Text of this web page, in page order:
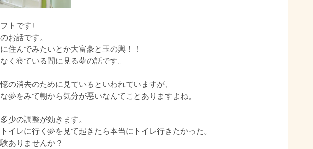
トです!
お話です。
住んでみたいとか大富豪と玉の輿！！
く寝ている間に見る夢の話です。
の消去のために見ているといわれていますが、
な夢をみて朝から気分が悪いなんてことありますよね。
少の調整が効きます。
イレに行く夢を見て起きたら本当にトイレ行きたかった。
ありませんか？